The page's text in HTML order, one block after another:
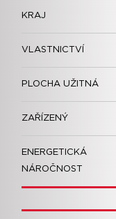
KRAJ
VLASTNICTVÍ
PLOCHA UŽITNÁ
ZAŘÍZENÝ
ENERGETICKÁ
NÁROČNOST